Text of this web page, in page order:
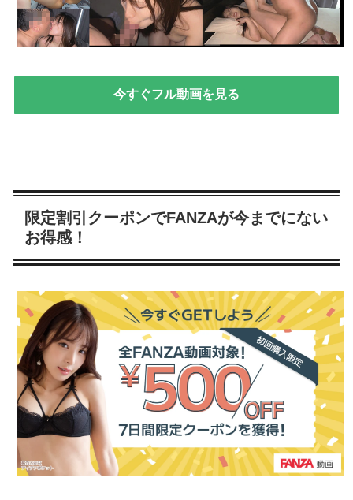
今すぐフル動画を見る
限定割引クーポンでFANZAが今までにない
お得感！